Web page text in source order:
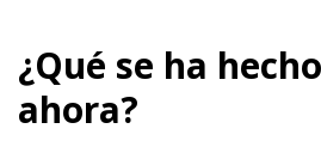
¿Qué se ha
ahora?